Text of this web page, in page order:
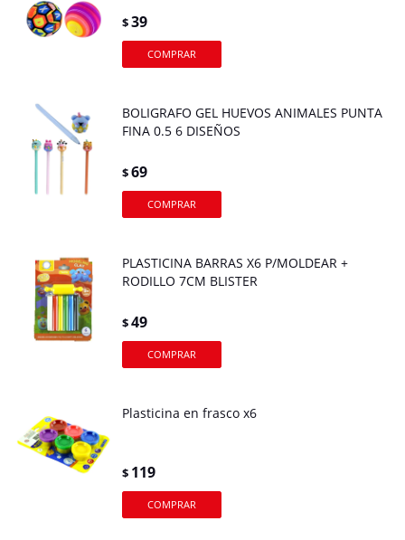
$39
BOLIGRAFO GEL HUEVOS ANIMALES PUNTA
FINA 0.5 6 DISEÑOS
$69
PLASTICINA BARRAS X6 P/MOLDEAR +
RODILLO 7CM BLISTER
$49
Plasticina en frasco x6
$ 119